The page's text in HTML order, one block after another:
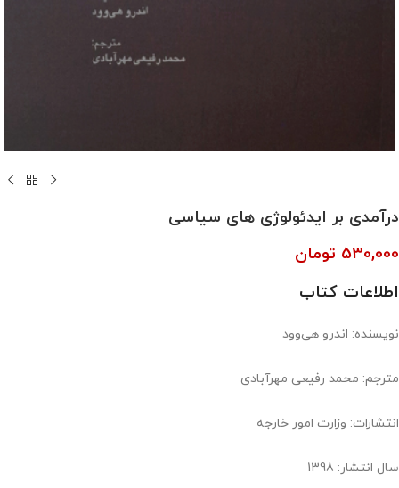
درآمدی بر ایدئولوژی های سیاسی
530,000 تومان
اطلاعات کتاب
نویسنده: اندرو هی‌وود
مترجم: محمد رفیعی ‌مهرآبادی
انتشارات: وزارت امور خارجه
سال انتشار: 1398